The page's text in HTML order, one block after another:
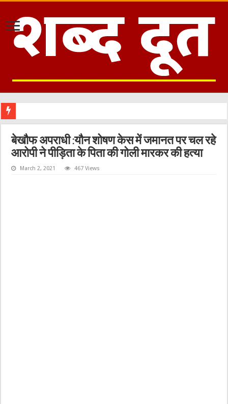
बेखौफ अपराधी :यौन शोषण केस में जमानत पर चल रहे
आरोपी ने पीड़िता के पिता की गोली मारकर की हत्या
March 2, 2021 467 Views